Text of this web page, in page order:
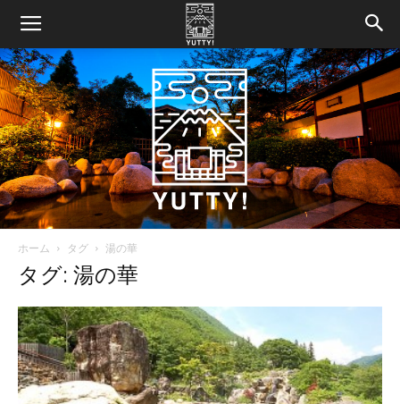
【ユ
ホーム タグ 湯の華
タグ: 湯の華